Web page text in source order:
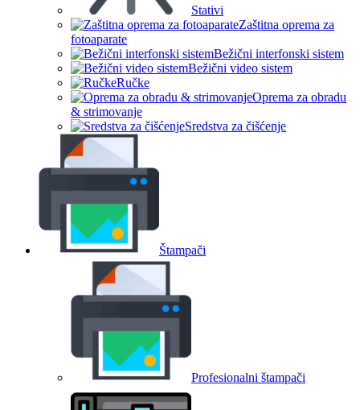
Stativi
Zaštitna oprema za
fotoaparate
Bežični interfonski sistem
Bežični video sistem
Ručke
Oprema za obradu
& strimovanje
Sredstva za čišćenje
Štampači
Profesionalni štampači